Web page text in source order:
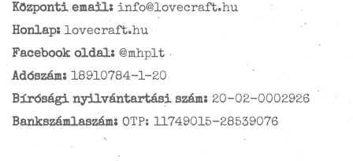
Központi email: info@lovecraft.hu
Honlap: lovecraft.hu
Facebook oldal: @mhplt
Adószám: 18910784-1-20
Bírósági nyilvántartási szám: 20-02-0002926
Bankszámlaszám: OTP: 11749015-28539076